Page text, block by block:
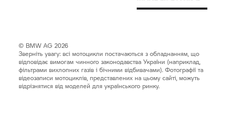
© BMW AG 2026
Зверніть увагу: всі мотоцикли постачаються з обладнанням, що
відповідає вимогам чинного законодавства України (наприклад,
фільтрами вихлопних газів і бічними відбивачами). Фотографії та
відеозаписи мотоциклів, представлених на цьому сайті, можуть
відрізнятися від моделей для українського ринку.